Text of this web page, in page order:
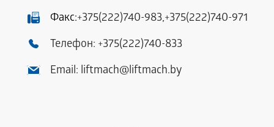
Факс:+375(222)740-983,+375(222)740-971
Телефон: +375(222)740-833
Email: liftmach@liftmach.by